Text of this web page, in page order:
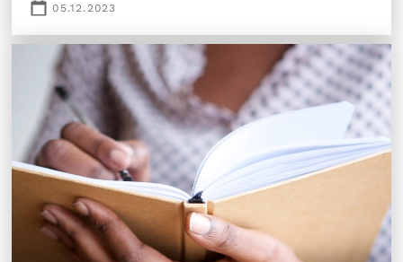
05.12.2023